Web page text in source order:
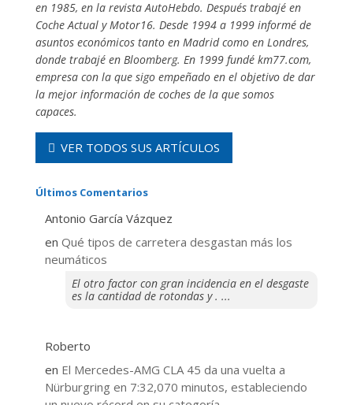
en 1985, en la revista AutoHebdo. Después trabajé en
Coche Actual y Motor16. Desde 1994 a 1999 informé de
asuntos económicos tanto en Madrid como en Londres,
donde trabajé en Bloomberg. En 1999 fundé km77.com,
empresa con la que sigo empeñado en el objetivo de dar
la mejor información de coches de la que somos
capaces.
VER TODOS SUS ARTÍCULOS
Últimos Comentarios
Antonio García Vázquez
en Qué tipos de carretera desgastan más los
neumáticos
El otro factor con gran incidencia en el desgaste
es la cantidad de rotondas y . ...
Roberto
en El Mercedes-AMG CLA 45 da una vuelta a
Nürburgring en 7:32,070 minutos, estableciendo